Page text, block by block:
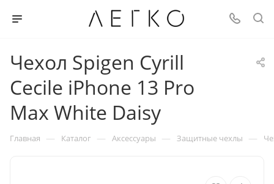
Чехол Spigen Cyrill
Cecile iPhone 13 Pro
Max White Daisy
Главная — Каталог — Аксессуары — Защитные чехлы —